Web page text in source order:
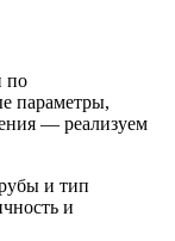
по
параметры,
— реализуем
и тип
и